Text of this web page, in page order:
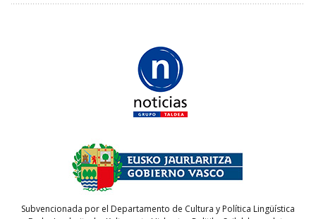
Subvencionada por el Departamento de Cultura y Política Lingüística